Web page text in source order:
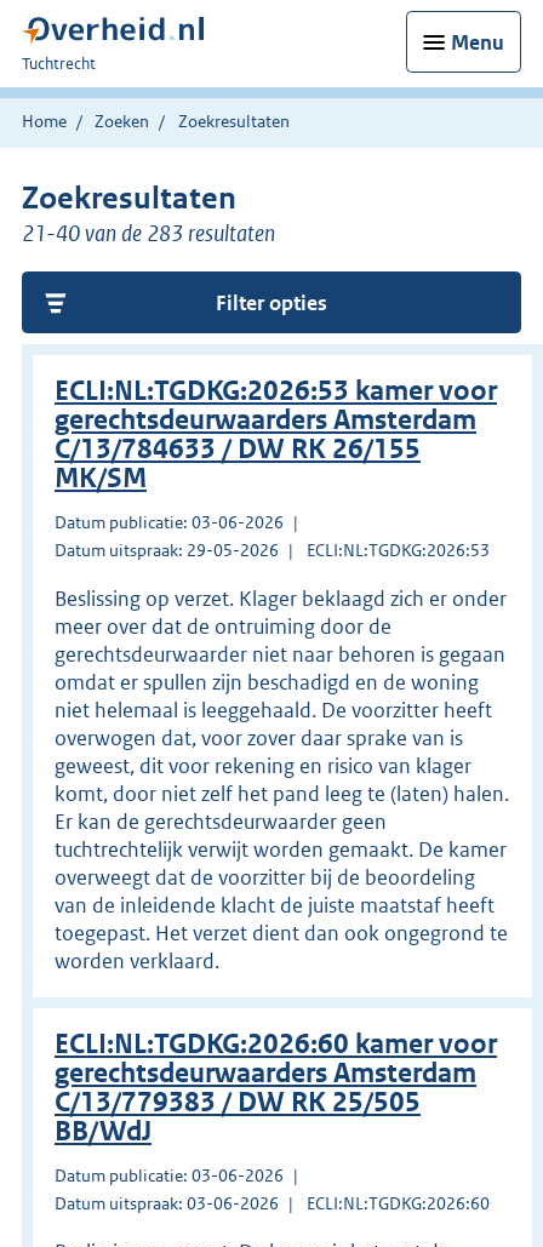
Menu
U
bent
hier:
Tuchtrecht
Home Zoeken Zoekresultaten
Zoekresultaten
21-40 van de 283 resultaten
Filter opties
ECLI:NL:TGDKG:2026:53 kamer voor
gerechtsdeurwaarders Amsterdam
C/13/784633 / DW RK 26/155
MK/SM
Datum publicatie: 03-06-2026
Datum uitspraak: 29-05-2026
ECLI:NL:TGDKG:2026:53
Beslissing op verzet. Klager beklaagd zich er onder
meer over dat de ontruiming door de
gerechtsdeurwaarder niet naar behoren is gegaan
omdat er spullen zijn beschadigd en de woning
niet helemaal is leeggehaald. De voorzitter heeft
overwogen dat, voor zover daar sprake van is
geweest, dit voor rekening en risico van klager
komt, door niet zelf het pand leeg te (laten) halen.
Er kan de gerechtsdeurwaarder geen
tuchtrechtelijk verwijt worden gemaakt. De kamer
overweegt dat de voorzitter bij de beoordeling
van de inleidende klacht de juiste maatstaf heeft
toegepast. Het verzet dient dan ook ongegrond te
worden verklaard.
ECLI:NL:TGDKG:2026:60 kamer voor
gerechtsdeurwaarders Amsterdam
C/13/779383 / DW RK 25/505
BB/WdJ
Datum publicatie: 03-06-2026
Datum uitspraak: 03-06-2026
ECLI:NL:TGDKG:2026:60